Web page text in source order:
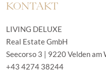
KONTAKT
LIVING DELUXE
Real Estate GmbH
Seecorso 3 | 9220 Velden am
+43 4274 38244